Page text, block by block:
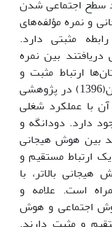
سطح اجتماعی شدن
و نمره مؤلفه‌های
مثبتی دارد.
در پژوهشی دریافتند بین نمره
ارتباط مثبت و
معناداری وجود دارد. قادر آپادی و همکاران(1396) در پژوهشی
با عملکرد شغلی
دارد. دودانگه و
بین هوش هیجانی
ارتباط مستقیم و
بالاتر، با
است. علامه و
هوش اجتماعی و هوش